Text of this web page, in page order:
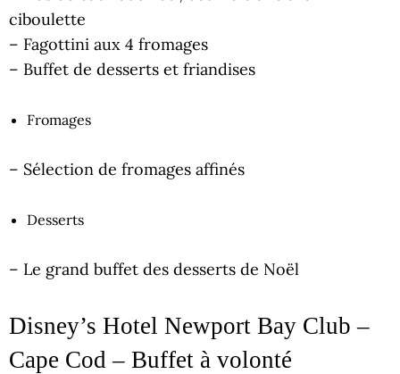
ciboulette
– Fagottini aux 4 fromages
– Buffet de desserts et friandises
Fromages
– Sélection de fromages affinés
Desserts
– Le grand buffet des desserts de Noël
Disney’s Hotel Newport Bay Club –
Cape Cod – Buffet à volonté